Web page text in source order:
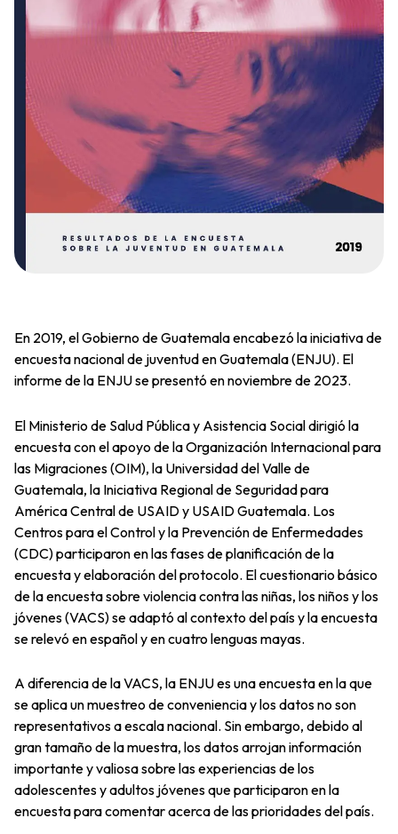
En 2019, el Gobierno de Guatemala encabezó la iniciativa de
encuesta nacional de juventud en Guatemala (ENJU). El
informe de la ENJU se presentó en noviembre de 2023.
El Ministerio de Salud Pública y Asistencia Social dirigió la
encuesta con el apoyo de la Organización Internacional para
las Migraciones (OIM), la Universidad del Valle de
Guatemala, la Iniciativa Regional de Seguridad para
América Central de USAID y USAID Guatemala. Los
Centros para el Control y la Prevención de Enfermedades
(CDC) participaron en las fases de planificación de la
encuesta y elaboración del protocolo. El cuestionario básico
de la encuesta sobre violencia contra las niñas, los niños y los
jóvenes (VACS) se adaptó al contexto del país y la encuesta
se relevó en español y en cuatro lenguas mayas.
A diferencia de la VACS, la ENJU es una encuesta en la que
se aplica un muestreo de conveniencia y los datos no son
representativos a escala nacional. Sin embargo, debido al
gran tamaño de la muestra, los datos arrojan información
importante y valiosa sobre las experiencias de los
adolescentes y adultos jóvenes que participaron en la
encuesta para comentar acerca de las prioridades del país.